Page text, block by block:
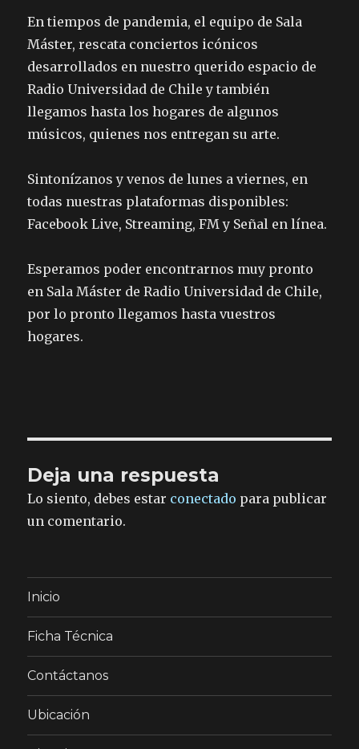
En tiempos de pandemia, el equipo de Sala
Máster, rescata conciertos icónicos
desarrollados en nuestro querido espacio de
Radio Universidad de Chile y también
llegamos hasta los hogares de algunos
músicos, quienes nos entregan su arte.
Sintonízanos y venos de lunes a viernes, en
todas nuestras plataformas disponibles:
Facebook Live, Streaming, FM y Señal en línea.
Esperamos poder encontrarnos muy pronto
en Sala Máster de Radio Universidad de Chile,
por lo pronto llegamos hasta vuestros
hogares.
Deja una respuesta
Lo siento, debes estar conectado para publicar
un comentario.
Inicio
Ficha Técnica
Contáctanos
Ubicación